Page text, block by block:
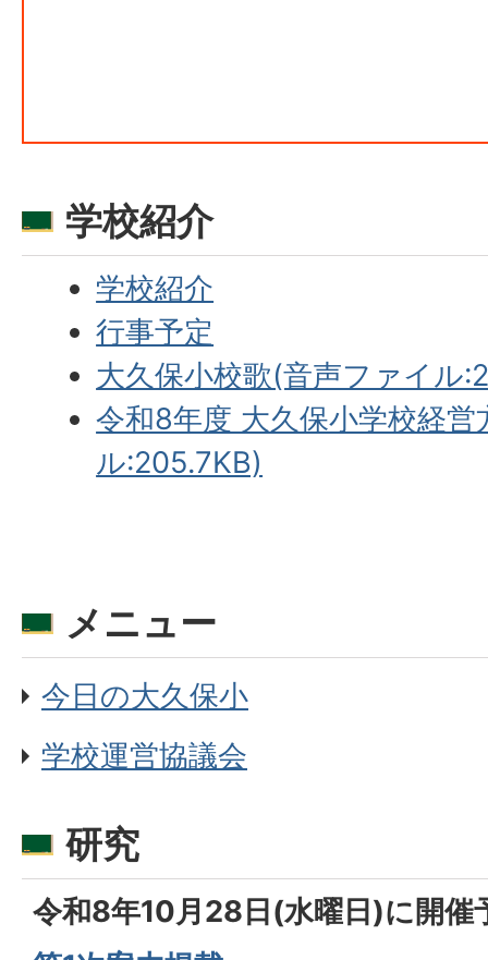
学校紹介
学校紹介
行事予定
大久保小校歌(音声ファイル
令和8年度 大久保小学校経
ル:205.7KB)
メニュー
今日の大久保小
学校運営協議会
研究
令和8年10月28日(水曜日)に開催